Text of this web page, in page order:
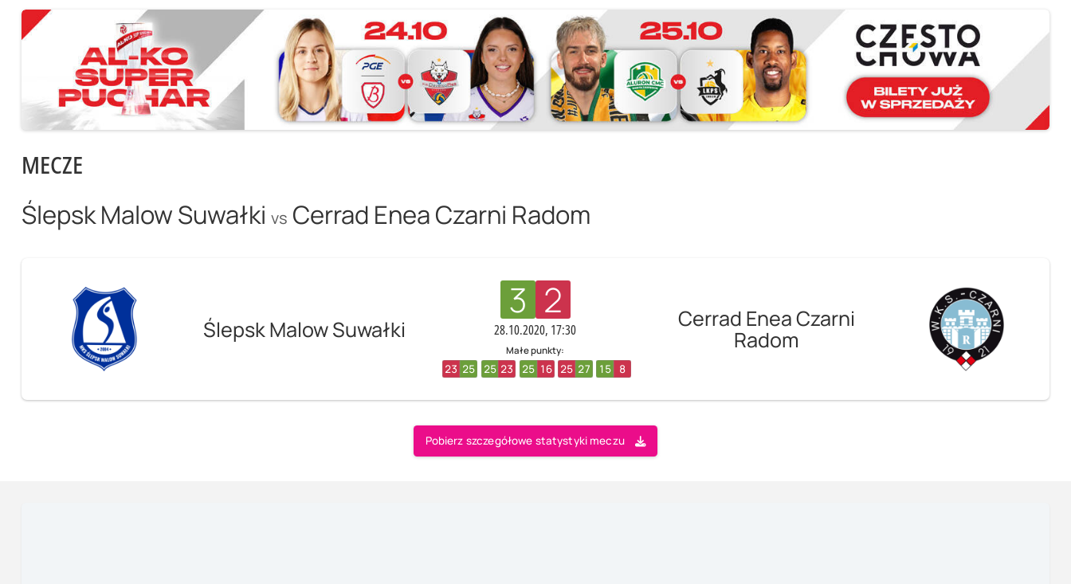
MECZE
Ślepsk Malow Suwałki vs Cerrad Enea Czarni Radom
Ślepsk Malow Suwałki
3 2
28.10.2020, 17:30
Małe punkty:
23 25 25 23 25 16 25 27 15 8
Cerrad Enea Czarni
Radom
Pobierz szczegółowe statystyki meczu